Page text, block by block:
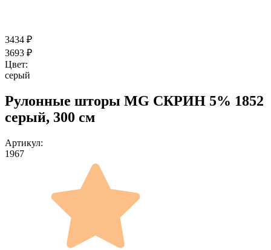
3434 ₽
3693 ₽
Цвет:
серый
Рулонные шторы MG СКРИН 5% 1852
серый, 300 см
Артикул:
1967